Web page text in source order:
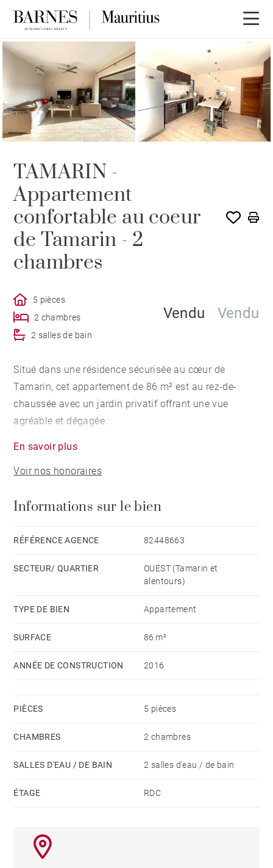
VENDU PAR BARNES
TAMARIN -
Appartement
confortable au coeur
de Tamarin - 2
chambres
5 pièces
2 chambres
2 salles de bain
Vendu Vendu
Situé dans une résidence sécurisée au cœur de
Tamarin, cet appartement de 86 m² est au rez-de-
chaussée avec un jardin privatif offrant une vue
agréable et dégagée.
Il comprend deux chambres et deux salles de bains et
toilettes, une cuisine entièrement équipée et un salon
L'appartement est très lumineux et dispose d'espaces
la baie de Tamarin.
La résidence est idéalement située puisqu'elle se
Super U, du centre sportif et des commerces. Devant
la résidence se trouve un espace vert où un parc sera
En savoir plus
Voir nos honoraires
Informations sur le bien
RÉFÉRENCE AGENCE 82448663
SECTEUR/ QUARTIER
OUEST (Tamarin et
alentours)
TYPE DE BIEN Appartement
SURFACE 86 m²
ANNÉE DE CONSTRUCTION 2016
PIÈCES 5 pièces
CHAMBRES 2 chambres
SALLES D'EAU / DE BAIN 2 salles d'eau / de bain
ÉTAGE RDC